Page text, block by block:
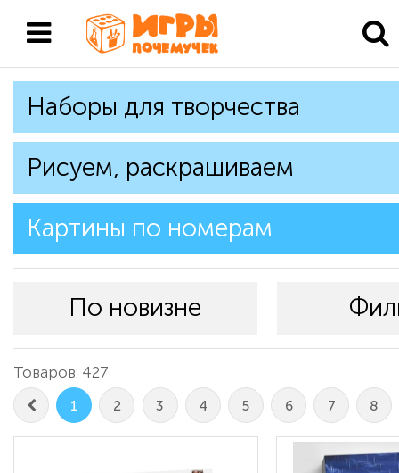
Наборы для творчества
Рисуем, раскрашиваем
Картины по номерам
По новизне
Товаров: 427
1 2 3 4 5 6 7 8